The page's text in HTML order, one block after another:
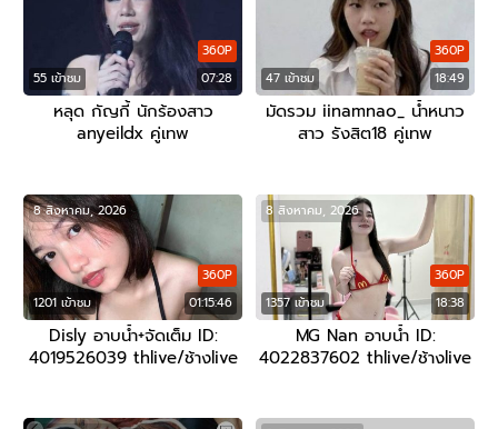
55 เข้าชม 07:28
360P
หลุด กัญกี้ นักร้องสาว
anyeildx คู่เทพ
47 เข้าชม 18:49
360P
มัดรวม iinamnao_ น้ำหนาว
สาว รังสิต18 คู่เทพ
1201 เข้าชม 01:15:46
360P
8 สิงหาคม, 2026
Disly อาบน้ำ+จัดเต็ม ID:
4019526039 thlive/ช้างlive
1357 เข้าชม 18:38
360P
8 สิงหาคม, 2026
MG Nan อาบน้ำ ID:
4022837602 thlive/ช้างlive